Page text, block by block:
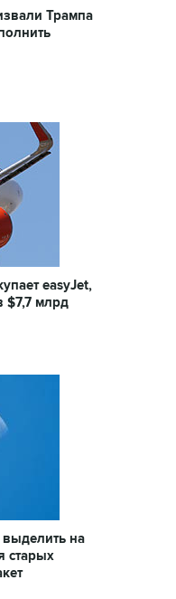
Трампа
easyJet,
$7,7 млрд
на
старых